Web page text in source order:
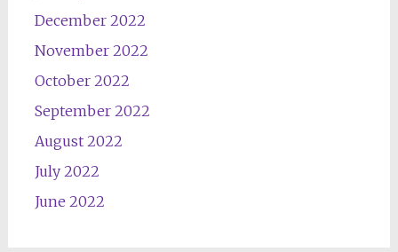
December 2022
November 2022
October 2022
September 2022
August 2022
July 2022
June 2022